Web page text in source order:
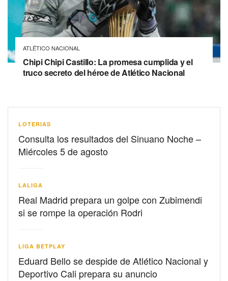
ATLÉTICO NACIONAL
Chipi Chipi Castillo: La promesa cumplida y el
truco secreto del héroe de Atlético Nacional
LOTERIAS
Consulta los resultados del Sinuano Noche –
Miércoles 5 de agosto
LALIGA
Real Madrid prepara un golpe con Zubimendi
si se rompe la operación Rodri
LIGA BETPLAY
Eduard Bello se despide de Atlético Nacional y
Deportivo Cali prepara su anuncio